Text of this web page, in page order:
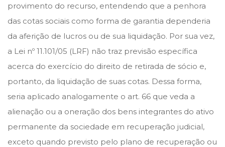
provimento do recurso, entendendo que a penhora
das cotas sociais como forma de garantia dependeria
da aferição de lucros ou de sua liquidação. Por sua vez,
a Lei nº 11.101/05 (LRF) não traz previsão específica
acerca do exercício do direito de retirada de sócio e,
portanto, da liquidação de suas cotas. Dessa forma,
seria aplicado analogamente o art. 66 que veda a
alienação ou a oneração dos bens integrantes do ativo
permanente da sociedade em recuperação judicial,
exceto quando previsto pelo plano de recuperação ou